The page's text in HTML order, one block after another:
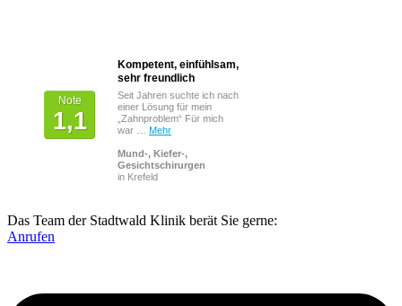
Kompetent, einfühlsam,
sehr freundlich
Seit Jahren suchte ich nach
einer Lösung für mein
„Zahnproblem“ Für mich
war … Mehr
Mund-, Kiefer-,
Gesichtschirurgen
in Krefeld
Note
1,1
Das Team der Stadtwald Klinik berät Sie gerne:
Anrufen